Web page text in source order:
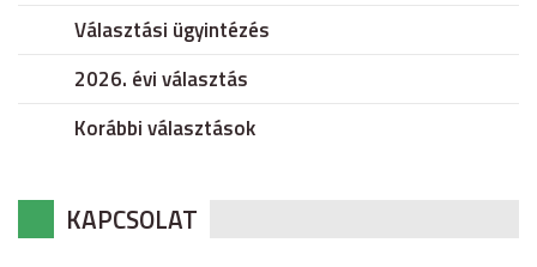
Választási ügyintézés
2026. évi választás
Korábbi választások
KAPCSOLAT